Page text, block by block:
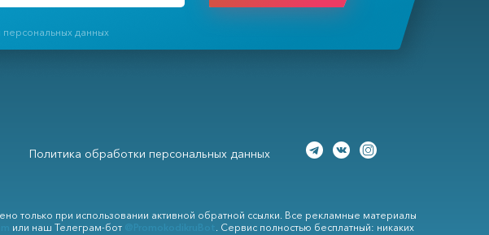
данных
Политика обработки персональных данных
только при использовании активной обратной ссылки. Все рекламные материалы
или наш Телеграм-бот
. Сервис полностью бесплатный: никаких